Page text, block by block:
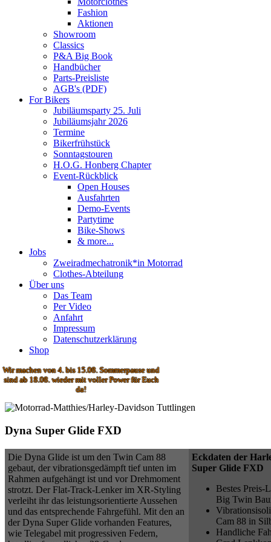
Fashion
Aktionen
Showroom
Classics
P&A Big Book
Handbücher
Parts-Preisliste
AGB's (PDF)
For Bikers
Jubiläumsparty 25. Juli
Jubiläumsjahr 2026
Termine
Bikerfrühstück
Sonntagstouren
H.O.G. Honberg Chapter
Event-Rückblick
Open Houses
Ausfahrten
Demo-Events
Partytime
Bike-Shows
& more...
Jobs
Zweiradmechatronik*in Motorrad
Clothes-Abteilung
Über uns
Das Team
Per Video
Anfahrt
Impressum
Datenschutzerklärung
Shop
machen von 4. bis 15.08. Sommerpause und
ab 18.08. wieder mit voller Power für Euch
Dyna Super Glide FXD
Die Dyna Glide ist um den Twin Cam 88
gebaut, der vibrationsgedämpft tief unten im
Rahmen aufgehängt ist und vor Drehmoment
strotzt. Der Flat-Track-Lenker im XR-Styling
verleiht ihr das leistungsorientierte Aussehen
und das entsprechende Fahrgefühl. Mit den an
der Dyna Super Glide vorhanden Features,
wie Telegabel mit progressiven Federn,
Eckdaten der
Super Glide FXD
Bestes Preis-
Big Twin
Cam 88 in
Handliche